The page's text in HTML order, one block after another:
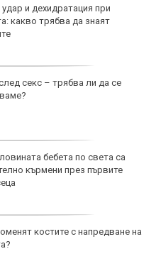
и дехидратация при
какво трябва да знаят
секс – трябва ли да се
бебета по света са
кърмени през първите
костите с напредване на